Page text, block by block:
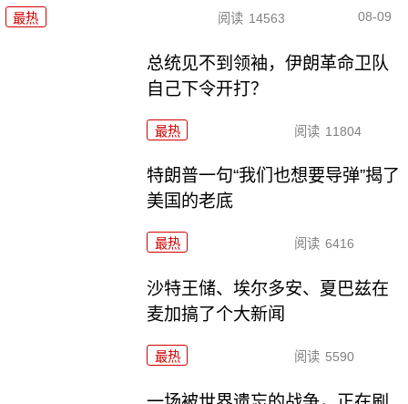
最热 阅读 14563 08-09
总统见不到领袖，伊朗革命卫队
自己下令开打？
最热 阅读 11804
特朗普一句“我们也想要导弹”揭了
美国的老底
最热 阅读 6416
沙特王储、埃尔多安、夏巴兹在
麦加搞了个大新闻
最热 阅读 5590